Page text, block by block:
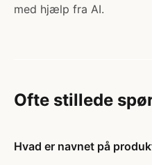
med hjælp fra AI.
Ofte stillede
Hvad er navnet på